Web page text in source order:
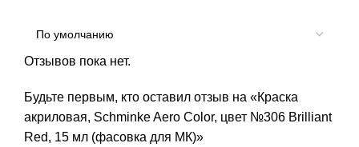
Отзывов пока нет.
Будьте первым, кто оставил отзыв на «Краска
акриловая, Schminke Aero Color, цвет №306 Brilliant
Red, 15 мл (фасовка для МК)»